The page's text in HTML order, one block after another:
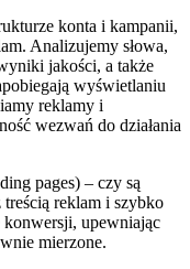
konta i kampanii,
Analizujemy słowa,
jakości, a także
wyświetlaniu
reklamy i
wezwań do działania
pages) – czy są
reklam i szybko
konwersji, upewniając
mierzone.